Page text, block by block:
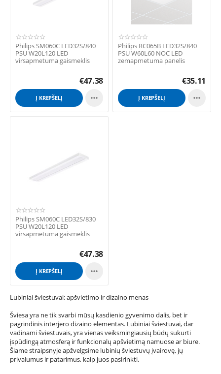
Philips SM060C LED32S/840
PSU W20L120 LED
virsapmetuma gaismeklis
€47.38
Į KREPŠELĮ 
Philips RC065B LED32S/840
PSU W60L60 NOC LED
zemapmetuma panelis
€35.11
Į KREPŠELĮ 
Philips SM060C LED32S/830
PSU W20L120 LED
virsapmetuma gaismeklis
€47.38
Į KREPŠELĮ 
Lubiniai šviestuvai: apšvietimo ir dizaino menas
Šviesa yra ne tik svarbi mūsų kasdienio gyvenimo dalis, bet ir
pagrindinis interjero dizaino elementas. Lubiniai šviestuvai, dar
vadinami šviestuvais, yra vienas veiksmingiausių būdų sukurti
įspūdingą atmosferą ir funkcionalų apšvietimą namuose ar biure.
Šiame straipsnyje apžvelgsime lubinių šviestuvų įvairovę, jų
privalumus ir patarimus, kaip juos pasirinkti.